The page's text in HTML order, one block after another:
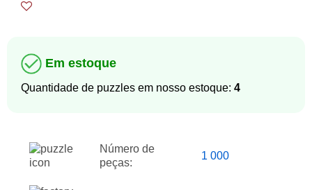
Em estoque
Quantidade de puzzles em nosso estoque: 4
Número de
peças:
1 000